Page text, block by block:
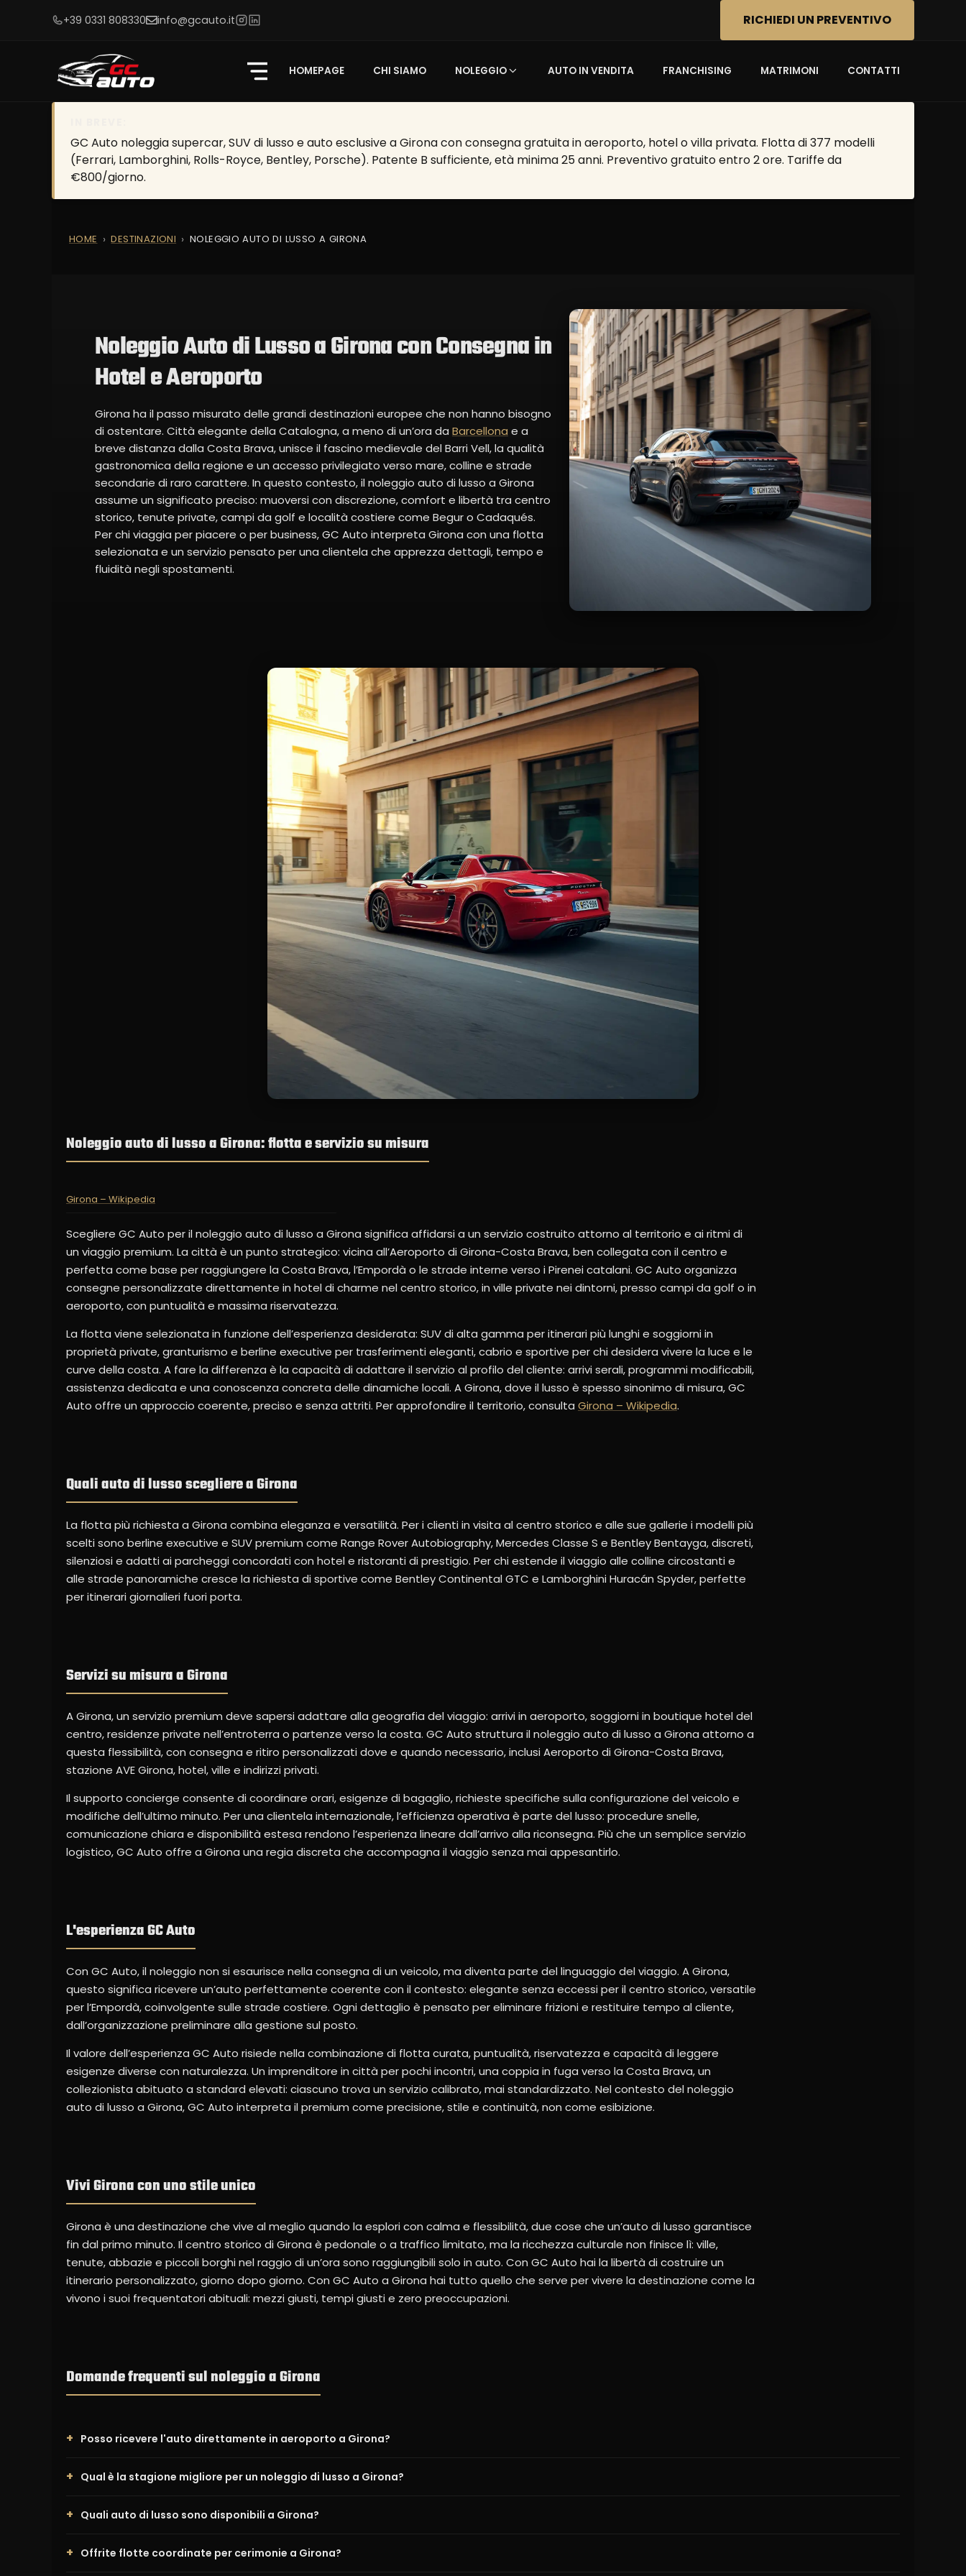
+39 0331 808330 info@gcauto.it RICHIEDI UN PREVENTIVO
HOMEPAGE CHI SIAMO NOLEGGIO AUTO IN VENDITA FRANCHISING MATRIMONI CONTATTI
GC Auto noleggia supercar, SUV di lusso e auto esclusive a Girona con consegna gratuita in aeroporto, hotel o villa privata. Flotta di 377 modelli
(Ferrari, Lamborghini, Rolls-Royce, Bentley, Porsche). Patente B sufficiente, età minima 25 anni. Preventivo gratuito entro 2 ore. Tariffe da
€800/giorno.
HOME DESTINAZIONI NOLEGGIO AUTO DI LUSSO A GIRONA
Noleggio Auto di Lusso a Girona con Consegna in
Hotel e Aeroporto
Girona ha il passo misurato delle grandi destinazioni europee che non hanno bisogno
di ostentare. Città elegante della Catalogna, a meno di un’ora da Barcellona e a
breve distanza dalla Costa Brava, unisce il fascino medievale del Barri Vell, la qualità
gastronomica della regione e un accesso privilegiato verso mare, colline e strade
secondarie di raro carattere. In questo contesto, il noleggio auto di lusso a Girona
assume un significato preciso: muoversi con discrezione, comfort e libertà tra centro
storico, tenute private, campi da golf e località costiere come Begur o Cadaqués.
Per chi viaggia per piacere o per business, GC Auto interpreta Girona con una flotta
selezionata e un servizio pensato per una clientela che apprezza dettagli, tempo e
fluidità negli spostamenti.
Noleggio auto di lusso a Girona: flotta e servizio su misura
Girona – Wikipedia
Scegliere GC Auto per il noleggio auto di lusso a Girona significa affidarsi a un servizio costruito attorno al territorio e ai ritmi di
un viaggio premium. La città è un punto strategico: vicina all’Aeroporto di Girona-Costa Brava, ben collegata con il centro e
perfetta come base per raggiungere la Costa Brava, l’Empordà o le strade interne verso i Pirenei catalani. GC Auto organizza
consegne personalizzate direttamente in hotel di charme nel centro storico, in ville private nei dintorni, presso campi da golf o in
aeroporto, con puntualità e massima riservatezza.
La flotta viene selezionata in funzione dell’esperienza desiderata: SUV di alta gamma per itinerari più lunghi e soggiorni in
proprietà private, granturismo e berline executive per trasferimenti eleganti, cabrio e sportive per chi desidera vivere la luce e le
curve della costa. A fare la differenza è la capacità di adattare il servizio al profilo del cliente: arrivi serali, programmi modificabili,
assistenza dedicata e una conoscenza concreta delle dinamiche locali. A Girona, dove il lusso è spesso sinonimo di misura, GC
Auto offre un approccio coerente, preciso e senza attriti. Per approfondire il territorio, consulta Girona – Wikipedia.
Quali auto di lusso scegliere a Girona
La flotta più richiesta a Girona combina eleganza e versatilità. Per i clienti in visita al centro storico e alle sue gallerie i modelli più
scelti sono berline executive e SUV premium come Range Rover Autobiography, Mercedes Classe S e Bentley Bentayga, discreti,
silenziosi e adatti ai parcheggi concordati con hotel e ristoranti di prestigio. Per chi estende il viaggio alle colline circostanti e
alle strade panoramiche cresce la richiesta di sportive come Bentley Continental GTC e Lamborghini Huracán Spyder, perfette
per itinerari giornalieri fuori porta.
Servizi su misura a Girona
A Girona, un servizio premium deve sapersi adattare alla geografia del viaggio: arrivi in aeroporto, soggiorni in boutique hotel del
centro, residenze private nell’entroterra o partenze verso la costa. GC Auto struttura il noleggio auto di lusso a Girona attorno a
questa flessibilità, con consegna e ritiro personalizzati dove e quando necessario, inclusi Aeroporto di Girona-Costa Brava,
stazione AVE Girona, hotel, ville e indirizzi privati.
Il supporto concierge consente di coordinare orari, esigenze di bagaglio, richieste specifiche sulla configurazione del veicolo e
modifiche dell’ultimo minuto. Per una clientela internazionale, l’efficienza operativa è parte del lusso: procedure snelle,
comunicazione chiara e disponibilità estesa rendono l’esperienza lineare dall’arrivo alla riconsegna. Più che un semplice servizio
logistico, GC Auto offre a Girona una regia discreta che accompagna il viaggio senza mai appesantirlo.
L'esperienza GC Auto
Con GC Auto, il noleggio non si esaurisce nella consegna di un veicolo, ma diventa parte del linguaggio del viaggio. A Girona,
questo significa ricevere un’auto perfettamente coerente con il contesto: elegante senza eccessi per il centro storico, versatile
per l’Empordà, coinvolgente sulle strade costiere. Ogni dettaglio è pensato per eliminare frizioni e restituire tempo al cliente,
dall’organizzazione preliminare alla gestione sul posto.
Il valore dell’esperienza GC Auto risiede nella combinazione di flotta curata, puntualità, riservatezza e capacità di leggere
esigenze diverse con naturalezza. Un imprenditore in città per pochi incontri, una coppia in fuga verso la Costa Brava, un
collezionista abituato a standard elevati: ciascuno trova un servizio calibrato, mai standardizzato. Nel contesto del noleggio
auto di lusso a Girona, GC Auto interpreta il premium come precisione, stile e continuità, non come esibizione.
Vivi Girona con uno stile unico
Girona è una destinazione che vive al meglio quando la esplori con calma e flessibilità, due cose che un’auto di lusso garantisce
fin dal primo minuto. Il centro storico di Girona è pedonale o a traffico limitato, ma la ricchezza culturale non finisce lì: ville,
tenute, abbazie e piccoli borghi nel raggio di un’ora sono raggiungibili solo in auto. Con GC Auto hai la libertà di costruire un
itinerario personalizzato, giorno dopo giorno. Con GC Auto a Girona hai tutto quello che serve per vivere la destinazione come la
vivono i suoi frequentatori abituali: mezzi giusti, tempi giusti e zero preoccupazioni.
Domande frequenti sul noleggio a Girona
Posso ricevere l'auto direttamente in aeroporto a Girona?
Qual è la stagione migliore per un noleggio di lusso a Girona?
Quali auto di lusso sono disponibili a Girona?
Offrite flotte coordinate per cerimonie a Girona?